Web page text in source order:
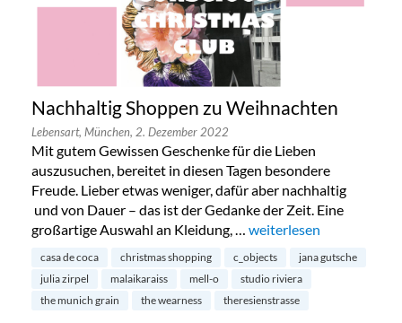
Nachhaltig Shoppen zu Weihnachten
Lebensart, München, 2. Dezember 2022
Mit gutem Gewissen Geschenke für die Lieben
auszusuchen, bereitet in diesen Tagen besondere
Freude. Lieber etwas weniger, dafür aber nachhaltig
und von Dauer – das ist der Gedanke der Zeit. Eine
großartige Auswahl an Kleidung, … „Nachhaltig Shoppen zu
weiterlesen
casa de coca christmas shopping c_objects
jana gutsche
julia zirpel
malaikaraiss mell-o
studio riviera
the munich grain
the wearness theresienstrasse